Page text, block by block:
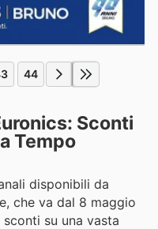
44
Sconti
Tempo
disponibili da
che va dal 8 maggio
su una vasta